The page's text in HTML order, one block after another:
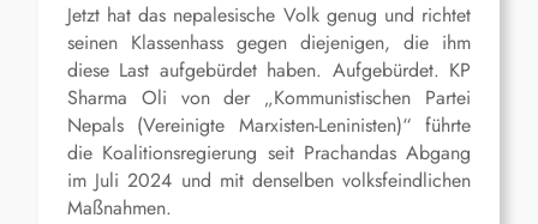
Jetzt hat das nepalesische Volk genug und richtet
seinen Klassenhass gegen diejenigen, die ihm
diese Last aufgebürdet haben. Aufgebürdet. KP
Sharma Oli von der „Kommunistischen Partei
Nepals (Vereinigte Marxisten-Leninisten)“ führte
die Koalitionsregierung seit Prachandas Abgang
im Juli 2024 und mit denselben volksfeindlichen
Maßnahmen.